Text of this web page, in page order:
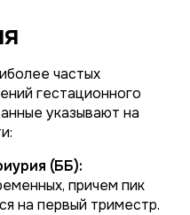
частых
гестационного
указывают на
(ББ):
причем пик
на первый триместр.